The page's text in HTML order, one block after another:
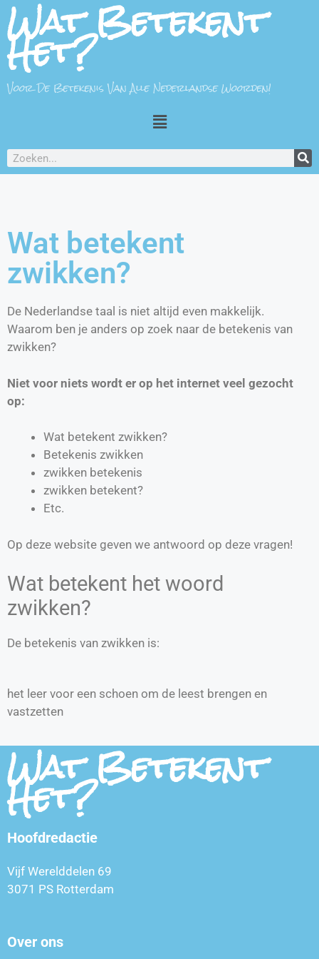
Wat Betekent
Het?
Voor De Betekenis Van Alle Nederlandse Woorden!
Wat betekent
zwikken?
De Nederlandse taal is niet altijd even makkelijk.
Waarom ben je anders op zoek naar de betekenis van
zwikken?
Niet voor niets wordt er op het internet veel gezocht
op:
Wat betekent zwikken?
Betekenis zwikken
zwikken betekenis
zwikken betekent?
Etc.
Op deze website geven we antwoord op deze vragen!
Wat betekent het woord
zwikken?
De betekenis van zwikken is:
het leer voor een schoen om de leest brengen en
vastzetten
Wat Betekent
Het?
Hoofdredactie
Vijf Werelddelen 69
3071 PS Rotterdam
Over ons